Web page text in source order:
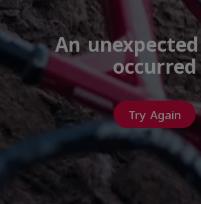
An
occurred
Try Again